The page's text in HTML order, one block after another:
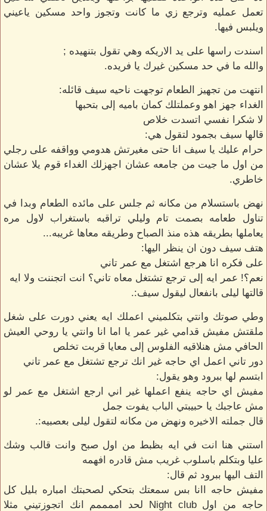
تعمل عمليه وترجع زي ما كانت وتجوز واحد مسكين ياعيني
ويلبس فيها.
اسندت راسها على يد الاريكه وهي تقول بتنهيده ;
والله ما في حد مسكين غيرك يا فريده.
انتهت من تجهيز الطعام توجهت ناحيه سيف قائله:
الغداء جهز اهو وعملتلك كمان باميه إلى بتحبها
لا شكرا نفسي اتسدت خلاص
قالها سيف بجمود لتقول هي:
حرام عليك يا سيف انا حتى مغيرتش هدومي وواقفه على رجلي
من اول ما جيت من جامعه عشان اجهزلك الغداء قوم يلا عشان
خاطري.
نهض باستسلام من مكانه ثم جلس على مائده الطعام وبدا في
تناول طعامه بصمت تام وليلي تراقبه باستغراب لاول مره
يعاملها بطريقه هذه منذ الصباح وطريقه معاها غريبه...
هتف سيف دون ان ينظر اليها:
على فكره انا هرجع اشتغل مع عمر تاني
نعم؟! عمر ايه إلى ترجع تشتغل معاه تاني؟ انت اتجننت ولا ايه
قالتها ليلى بانفعال ليقول سيف:.
وطي صوتك وانتي بتكلميني اعملك ايه يعني دورت على شغل
ملقتش مفيش قدامي غير عمر يا اما انا وانتي يا روحي العيش
الحافي مش هنلاقيه الفلوس إلى معايا قربت تخلص
دور تاني اعمل اي حاجه غير انك ترجع تشتغل مع عمر تاني
ابتسم لها ببرود وهو يقول:
مفيش اي حاجه ينفع اعملها غير اني ارجع اشتغل مع عمر لو
مش عاجبك يا حبيبتي الباب يفوت جمل
قال جملته الاخيره ونهض من مكانه لتقول ليلى بعصبيه:.
استني هنا انت في ايه بظبط من اول صبح وانت قالب وشك
عليا وبتكلم باسلوب غريب مش قادره افهمه
التف اليها ببرود ثم قال:
مفيش حاجه اانا بس سمعتك بتحكي لصحبتك امباره بليل كل
حاجه من اول Night club لحد اممممم انك اتجوزتيني مثلا